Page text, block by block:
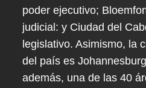
poder ejecutivo;
judicial: y Ciudad del
legislativo. Asimismo, la
del país es
además, una de las 40